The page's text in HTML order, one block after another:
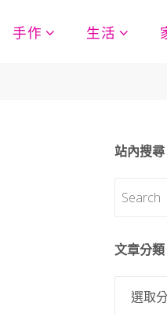
手作 生活
站內搜尋
文章分類